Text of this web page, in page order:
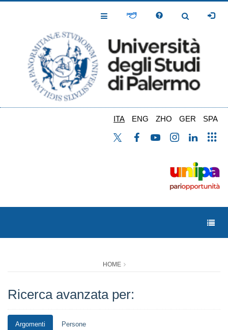
Toggle
Toggle
ITA ENG ZHO GER SPA
HOME
Ricerca avanzata per:
Argomenti Persone